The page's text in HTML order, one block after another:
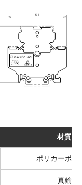
材質
ポリカーボネ
真鍮